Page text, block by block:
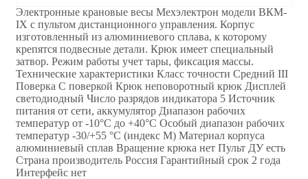
Электронные крановые весы Мехэлектрон модели ВКМ-
IX с пультом дистанционного управления. Корпус
изготовленный из алюминиевого сплава, к которому
крепятся подвесные детали. Крюк имеет специальный
затвор. Режим работы учет тары, фиксация массы.
Технические характеристики Класс точности Средний III
Поверка С поверкой Крюк неповоротный крюк Дисплей
светодиодный Число разрядов индикатора 5 Источник
питания от сети, аккумулятор Диапазон рабочих
температур от -10°С до +40°C Особый диапазон рабочих
температур -30/+55 °С (индекс М) Материал корпуса
алюминиевый сплав Вращение крюка нет Пульт ДУ есть
Страна производитель Россия Гарантийный срок 2 года
Интерфейс нет